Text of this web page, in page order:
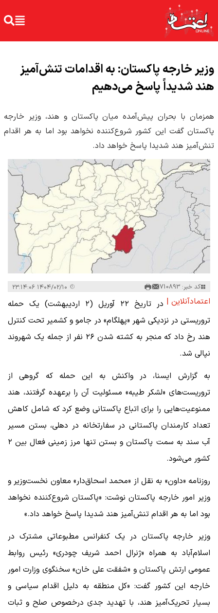
وزیر خارجه پاکستان: به اقدامات تنش‌آمیز
هند شدیداً پاسخ می‌دهیم
همزمان با بحران پیش‌آمده میان پاکستان و هند، وزیر خارجه
پاکستان گفت این کشور شروع‌کننده نخواهد بود اما به هر اقدام
تنش‌آمیز هند شدیدا پاسخ خواهد داد.
کد خبر: 710893
اعتمادآنلاین |
در تاریخ ۲۲ آوریل (۲ اردیبهشت) یک حمله
تروریستی در نزدیکی شهر «پهلگام» در جامو و کشمیر تحت کنترل
هند رخ داد که منجر به کشته شدن ۲۶ نفر از جمله یک شهروند
نپالی شد.
به گزارش ایسنا، در واکنش به این حمله که گروهی از
تروریست‌های «لشکر طیبه» مسئولیت آن را برعهده گرفتند، هند
ممنوعیت‌هایی را برای اتباع پاکستانی وضع کرد که شامل کاهش
تعداد کارمندان پاکستانی در سفارتخانه در دهلی، بستن مسیر
آب سند به سمت پاکستان و بستن تنها مرز زمینی فعال بین ۲
کشور می‌شود.
روزنامه «داون» به نقل از «محمد اسحاق‌دار» معاون نخست‌وزیر و
وزیر امور خارجه پاکستان نوشت: «پاکستان شروع‌کننده نخواهد
بود اما به هر اقدام تنش‌آمیز هند شدیدا پاسخ خواهد داد.»
وزیر خارجه پاکستان در یک کنفرانس مطبوعاتی مشترک در
اسلام‌آباد به همراه «ژنرال احمد شریف چودری» رئیس روابط
عمومی ارتش پاکستان و «شفقت علی خان» سخنگوی وزارت امور
خارجه این کشور گفت: «کل منطقه به دلیل اقدام سیاسی و
بسیار تحریک‌آمیز هند، با تهدید جدی درخصوص صلح و ثبات